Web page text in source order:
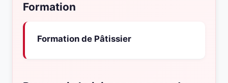
Formation
Formation de Pâtissier